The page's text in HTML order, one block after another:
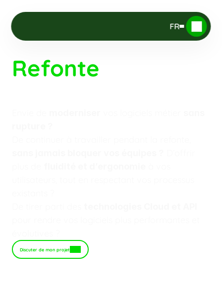
FR
Refonte
Discuter de mon projet